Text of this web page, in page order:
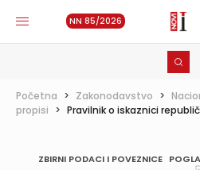
NN 85/2026
Početna > Zakonodavstvo >
propisi > Pravilnik o iskaznici
ZBIRNI PODACI I POVEZNICE